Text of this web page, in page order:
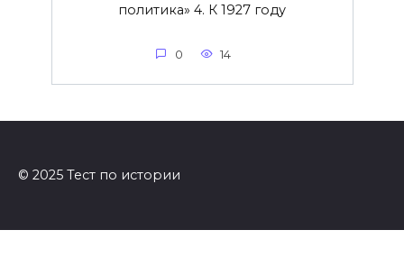
политика» 4. К 1927 году
0 14
© 2025 Тест по истории